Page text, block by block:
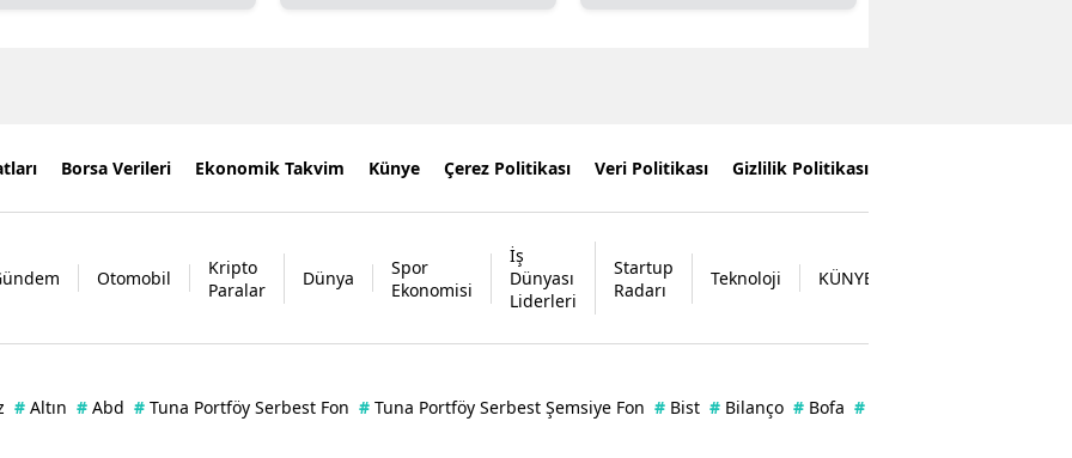
Borsa Verileri Ekonomik Takvim Künye Çerez Politikası Veri Politikası Gizlilik Politikası
Otomobil
Kripto
Paralar
Dünya
Spor
Ekonomisi
İş
Dünyası
Liderleri
Startup
Radarı
Teknoloji KÜNYE
# Altın # Abd # Tuna Portföy Serbest Fon # Tuna Portföy Serbest Şemsiye Fon # Bist # Bilanço # Bofa #